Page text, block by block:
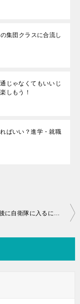
集団クラスに合流し
じゃなくてもいいじ
しもう！
ばいい？進学・就職
高校中退後に自衛隊に入るには？未来のために高認受験も考えよう！